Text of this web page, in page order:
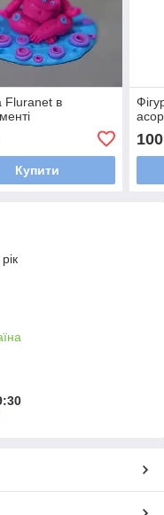
Fluranet в
Купити
100